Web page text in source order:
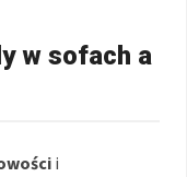
w sofach a
i